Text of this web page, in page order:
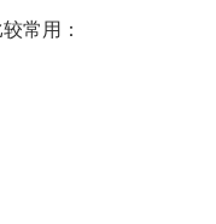
常用：